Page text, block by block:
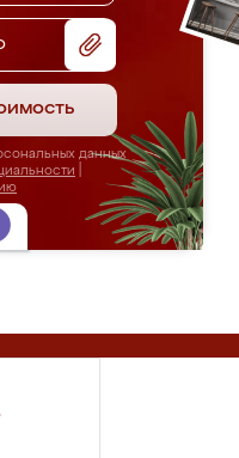
данных